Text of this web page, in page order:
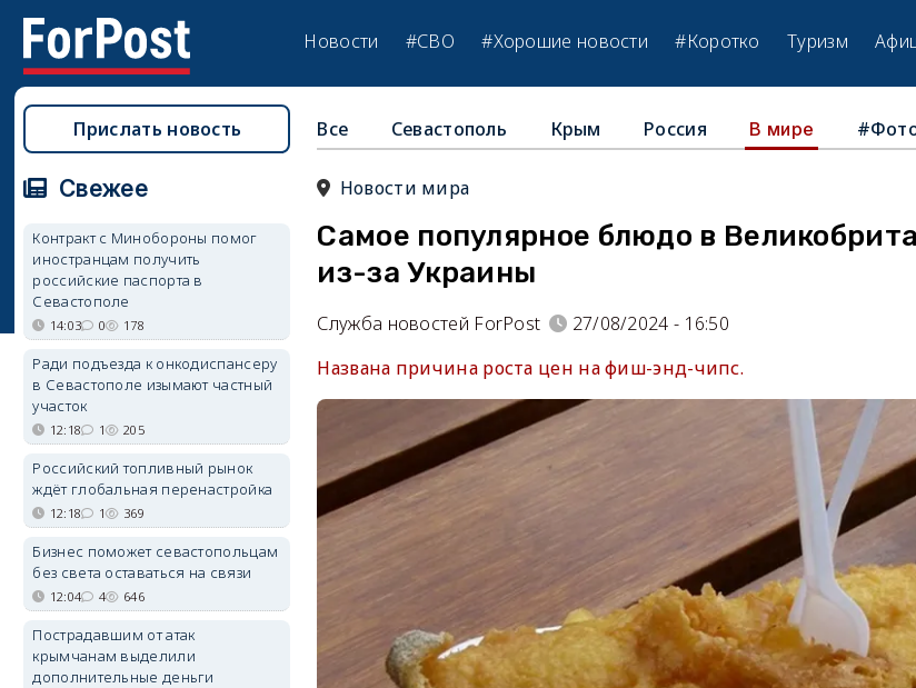
Новости #СВО #Хорошие новости #Коротко Туризм
Все Севастополь Крым Россия В мире
Новости мира
Самое популярное блюдо в
из-за Украины
Служба новостей ForPost
27/08/2024 - 16:50
Названа причина роста цен на фиш-энд-чипс.
Прислать новость
Свежее
Контракт с Минобороны помог
иностранцам получить
российские паспорта в
Севастополе
14:03 0 178
Ради подъезда к онкодиспансеру
в Севастополе изымают частный
участок
12:18 1 205
Российский топливный рынок
ждёт глобальная перенастройка
12:18 1 369
Бизнес поможет севастопольцам
без света оставаться на связи
12:04 4 646
Пострадавшим от атак
крымчанам выделили
дополнительные деньги